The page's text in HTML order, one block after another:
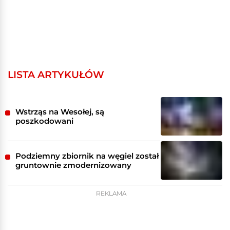
LISTA ARTYKUŁÓW
Wstrząs na Wesołej, są
poszkodowani
Podziemny zbiornik na węgiel został
gruntownie zmodernizowany
REKLAMA